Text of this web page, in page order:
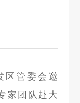
区管委会邀
家团队赴大